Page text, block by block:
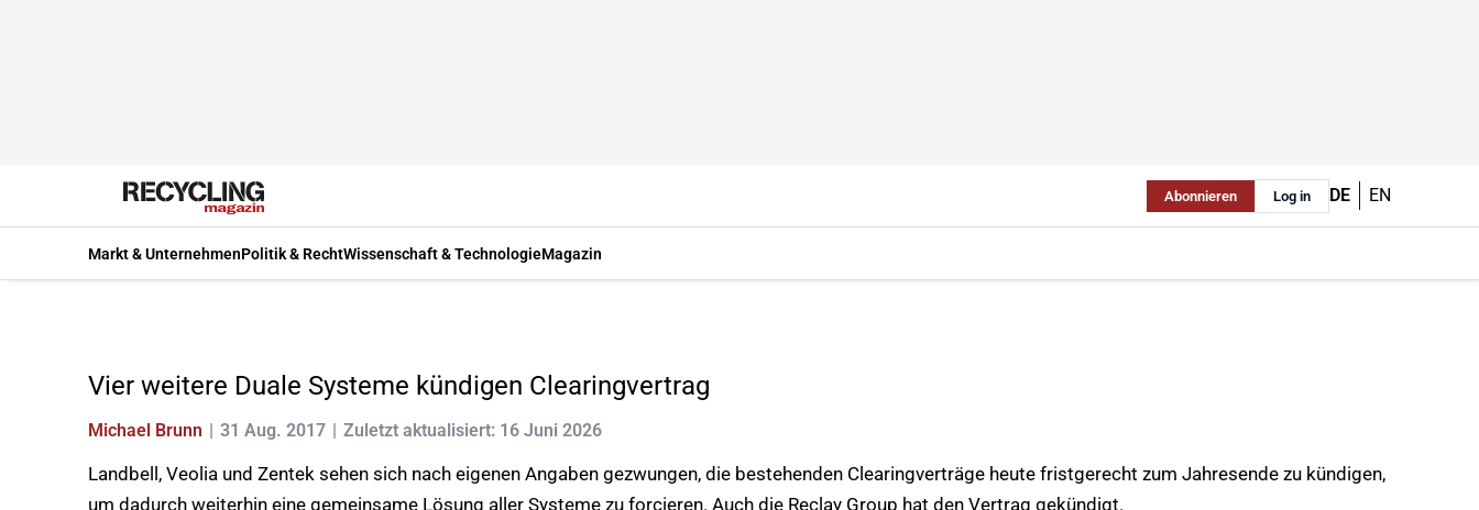
Abonnieren Log in DE EN
Markt & UnternehmenPolitik & RechtWissenschaft & TechnologieMagazin
Vier weitere Duale Systeme kündigen Clearingvertrag
Michael Brunn 31 Aug. 2017 Zuletzt aktualisiert: 16 Juni 2026
Landbell, Veolia und Zentek sehen sich nach eigenen Angaben gezwungen, die bestehenden Clearingverträge heute fristgerecht zum Jahresende zu kündigen,
um dadurch weiterhin eine gemeinsame Lösung aller Systeme zu forcieren. Auch die Reclay Group hat den Vertrag gekündigt.